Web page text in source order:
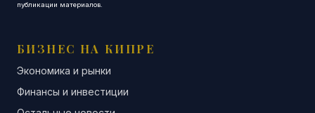
публикации материалов.
БИЗНЕС НА КИПРЕ
Экономика и рынки
Финансы и инвестиции